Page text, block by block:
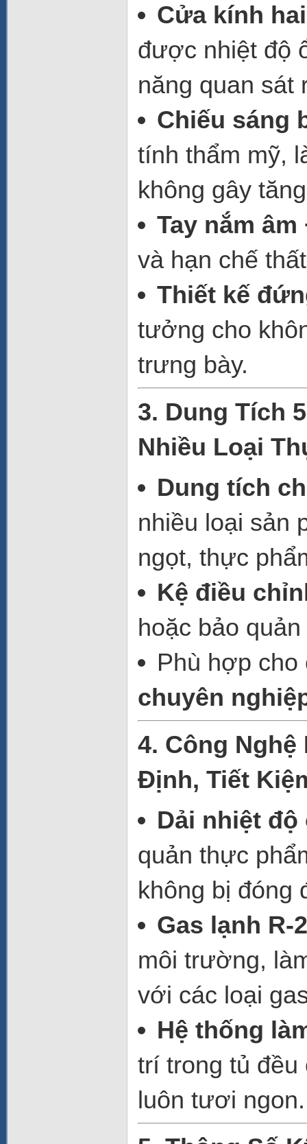
Cửa kính
được nhiệt độ
năng quan sát
Chiếu sáng
tính thẩm mỹ,
không gây
Tay nắm
và hạn chế
Thiết kế
tưởng cho
trưng bày.
3. Dung Tích
Nhiều Loại
Dung tích
nhiều loại sản
ngọt, thực
Kệ điều
hoặc bảo
Phù hợp
chuyên
4. Công Nghệ
Định, Tiết
Dải nhiệt độ
quản thực
không bị đóng
Gas lạnh R-
môi trường,
với các loại
Hệ thống
trí trong tủ
luôn tươi ngon.